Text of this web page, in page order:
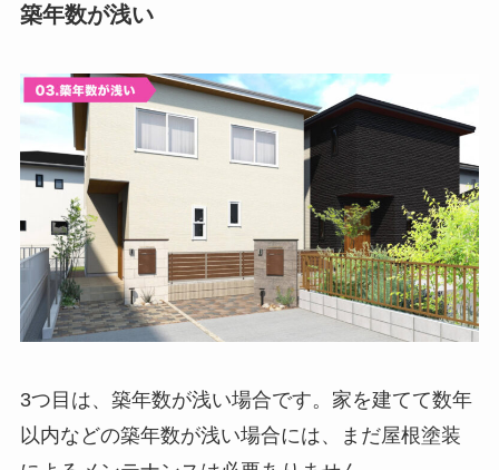
築年数が浅い
3つ目は、築年数が浅い場合です。家を建てて数年
以内などの築年数が浅い場合には、まだ屋根塗装